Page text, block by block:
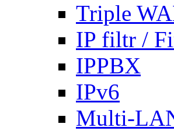
Triple
IP filtr /
IPPBX
IPv6
Multi-